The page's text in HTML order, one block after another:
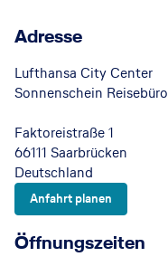
Adresse
Lufthansa City Center
Sonnenschein Reisebüro
Faktoreistraße 1
66111 Saarbrücken
Deutschland
Anfahrt planen
Öffnungszeiten